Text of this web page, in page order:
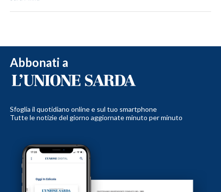
Abbonati a
Sfoglia il quotidiano online e sul tuo smartphone
Tutte le notizie del giorno aggiornate minuto per minuto